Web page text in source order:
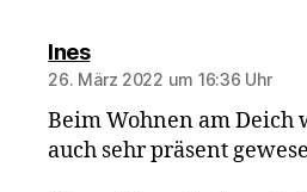
Inessagt:
26. März 2022 um 16:36 Uhr
Beim Wohnen am Deich
auch sehr präsent